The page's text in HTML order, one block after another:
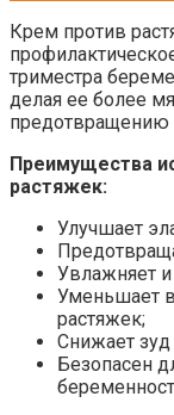
Крем против
триместра
делая ее более
предотвращению
Преимущества
растяжек:
Улучшает
Увлажняет
Уменьшает
растяжек;
Снижает
Безопасен